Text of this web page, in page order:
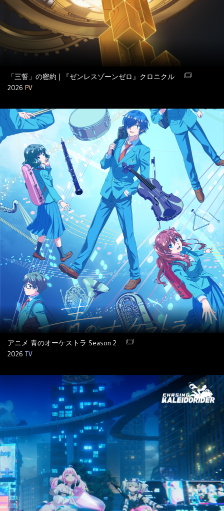
「三誓」の密約 | 『ゼンレスゾーンゼロ』クロニクル
2026 PV
アニメ 青のオーケストラ Season 2
2026 TV